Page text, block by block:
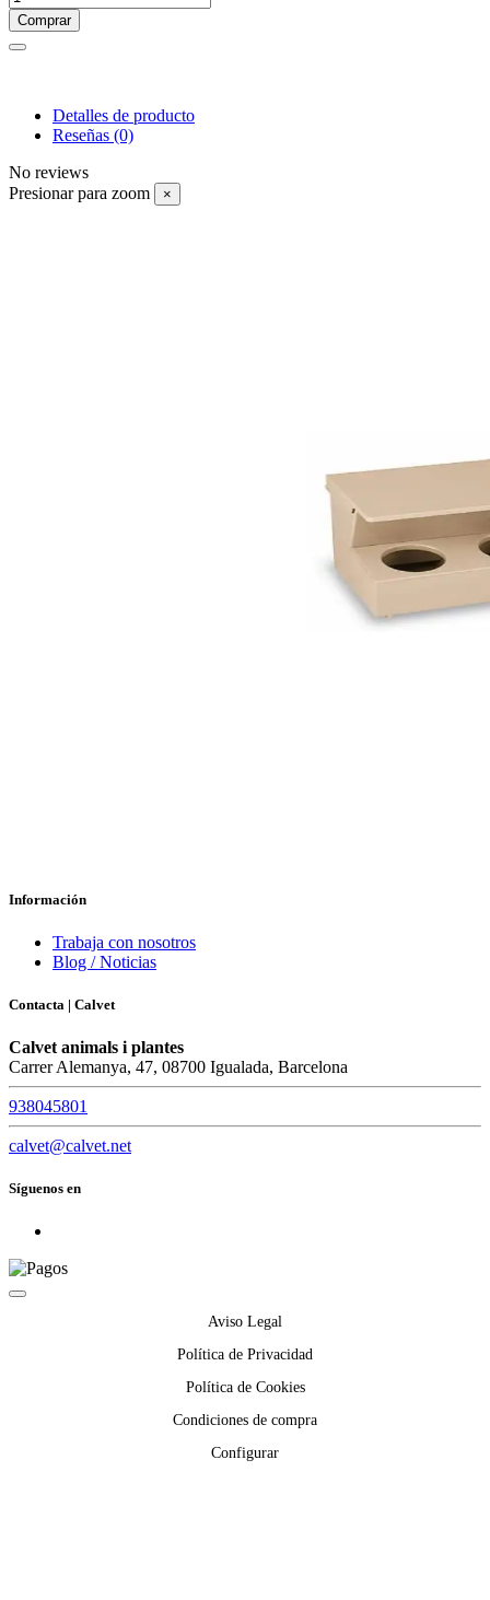
Comprar
Detalles de producto
Reseñas (0)
No reviews
Presionar para zoom
×
Información
Trabaja con nosotros
Blog / Noticias
Contacta | Calvet
Calvet animals i plantes
Carrer Alemanya, 47, 08700 Igualada, Barcelona
938045801
calvet@calvet.net
Síguenos en
Aviso Legal
Política de Privacidad
Política de Cookies
Condiciones de compra
Configurar